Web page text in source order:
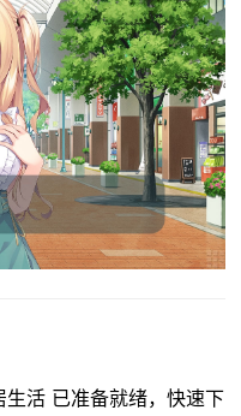
活 已准备就绪，快速下